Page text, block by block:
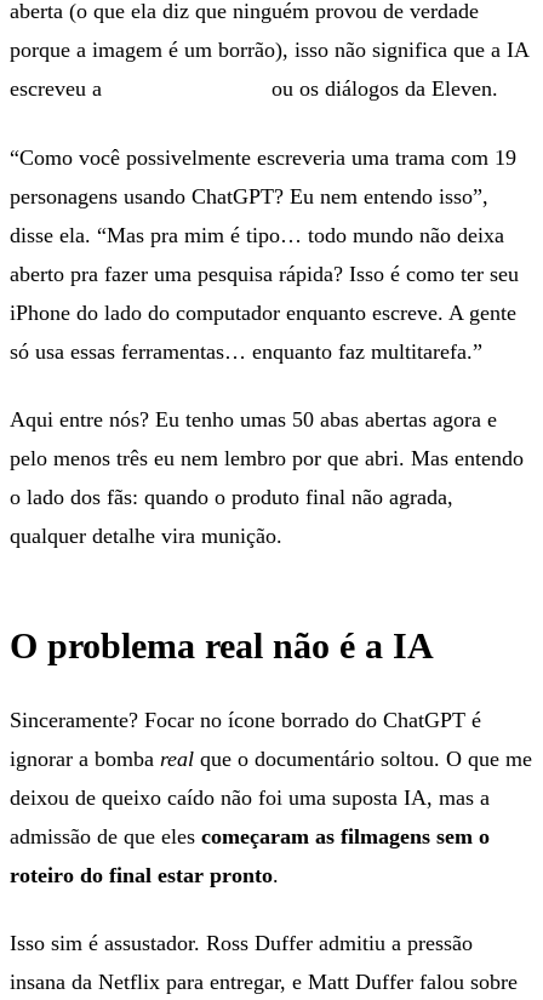
aberta (o que ela diz que ninguém provou de verdade
porque a imagem é um borrão), isso não significa que a IA
escreveu a
ou os diálogos da Eleven.
“Como você possivelmente escreveria uma trama com 19
personagens usando ChatGPT? Eu nem entendo isso”,
disse ela. “Mas pra mim é tipo… todo mundo não deixa
aberto pra fazer uma pesquisa rápida? Isso é como ter seu
iPhone do lado do computador enquanto escreve. A gente
só usa essas ferramentas… enquanto faz multitarefa.”
Aqui entre nós? Eu tenho umas 50 abas abertas agora e
pelo menos três eu nem lembro por que abri. Mas entendo
o lado dos fãs: quando o produto final não agrada,
qualquer detalhe vira munição.
O problema real não é a IA
Sinceramente? Focar no ícone borrado do ChatGPT é
ignorar a bomba real que o documentário soltou. O que me
deixou de queixo caído não foi uma suposta IA, mas a
admissão de que eles começaram as filmagens sem o
roteiro do final estar pronto.
Isso sim é assustador. Ross Duffer admitiu a pressão
insana da Netflix para entregar, e Matt Duffer falou sobre